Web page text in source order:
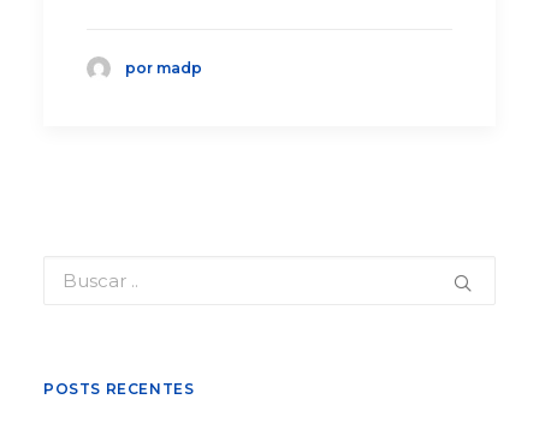
por madp
POSTS RECENTES